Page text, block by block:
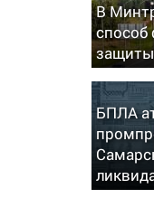
В
способ
защиты
БПЛА